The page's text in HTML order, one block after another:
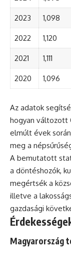
2023 1,098
2022 1,120
2021 1,111
2020 1,096
Az adatok
hogyan változott
elmúlt évek
meg a
A bemutatott
a döntéshozók,
megértsék a
illetve a
gazdasági
Magyarország